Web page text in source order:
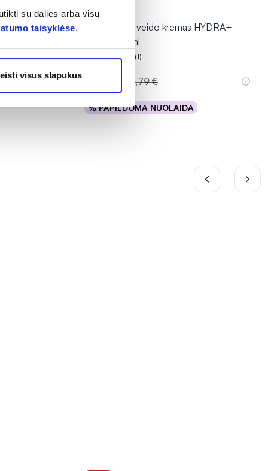
su dalies arba visų
taisyklėse.
visus slapukus
40 ml
TOPICREM veido kremas HYDRA+
LIGHT, 40 ml
Įvertinimas 4.0 iš 5
(1)
18,79 €
% PAPILDOMA NUOLAIDA
Į krepšelį